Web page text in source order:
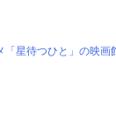
「星待つひと」の映